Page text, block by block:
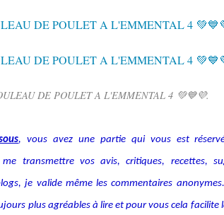
DE POULET A L'EMMENTAL 4 💚💙💜.
, vous avez une partie qui vous est
transmettre vos avis, critiques, recettes,
je valide même les commentaires
plus agréables à lire et pour vous cela facilite